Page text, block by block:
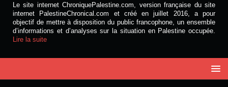
Le site internet ChroniquePalestine.com, version française du site
internet PalestineChronical.com et créé en juillet 2016, a pour
objectif de mettre à disposition du public francophone, un ensemble
d’informations et d’analyses sur la situation en Palestine occupée.
Lire la suite